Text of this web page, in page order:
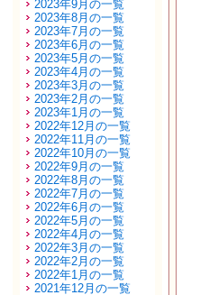
2023年9月の一覧
2023年8月の一覧
2023年7月の一覧
2023年6月の一覧
2023年5月の一覧
2023年4月の一覧
2023年3月の一覧
2023年2月の一覧
2023年1月の一覧
2022年12月の一覧
2022年11月の一覧
2022年10月の一覧
2022年9月の一覧
2022年8月の一覧
2022年7月の一覧
2022年6月の一覧
2022年5月の一覧
2022年4月の一覧
2022年3月の一覧
2022年2月の一覧
2022年1月の一覧
2021年12月の一覧